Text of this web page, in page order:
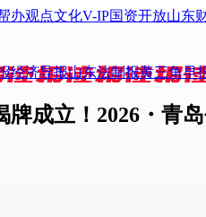
办观点文化V-IP国资开放山东
经济导报山东法制报黄三角早
成立！2026・青